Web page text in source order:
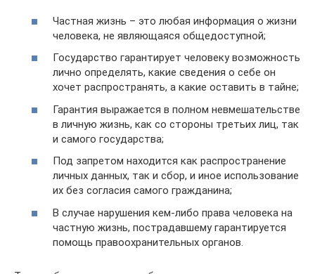
Частная жизнь – это любая информация о жизни
человека, не являющаяся общедоступной;
Государство гарантирует человеку возможность
лично определять, какие сведения о себе он
хочет распространять, а какие оставить в тайне;
Гарантия выражается в полном невмешательстве
в личную жизнь, как со стороны третьих лиц, так
и самого государства;
Под запретом находится как распространение
личных данных, так и сбор, и иное использование
их без согласия самого гражданина;
В случае нарушения кем-либо права человека на
частную жизнь, пострадавшему гарантируется
помощь правоохранительных органов.